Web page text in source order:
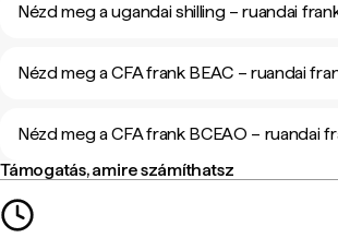
Nézd meg a ugandai shilling – ruandai
Nézd meg a CFA frank BEAC – ruandai
Nézd meg a CFA frank BCEAO – ruandai
Támogatás, amire számíthatsz